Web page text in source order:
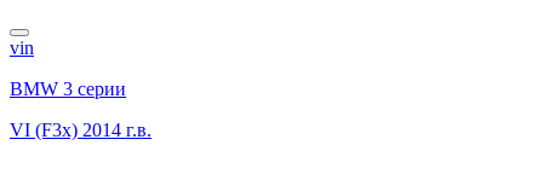
vin
BMW 3 серии
VI (F3x) 2014 г.в.